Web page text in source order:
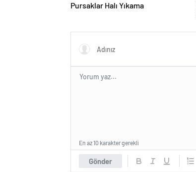
Pursaklar Halı Yıkama
Gönder
En az 10 karakter gerekli